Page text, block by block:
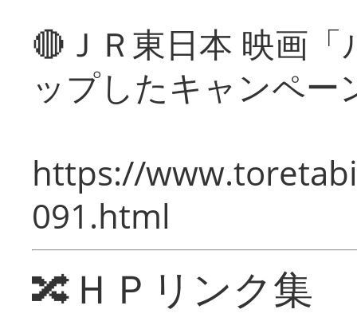
🔴ＪＲ東日本 映画
ップしたキャンペー
https://
091.html
🔀ＨＰリンク集